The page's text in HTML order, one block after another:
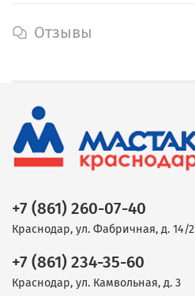
Отзывы
+7 (861) 260-07-40
Краснодар, ул. Фабричная, д. 14/2
+7 (861) 234-35-60
Краснодар, ул. Камвольная, д. 3